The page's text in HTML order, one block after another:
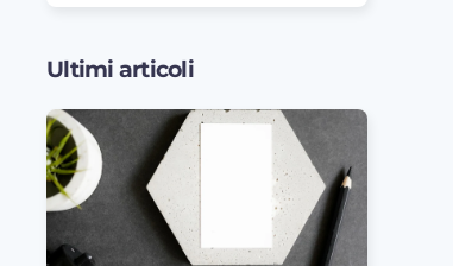
Ultimi articoli